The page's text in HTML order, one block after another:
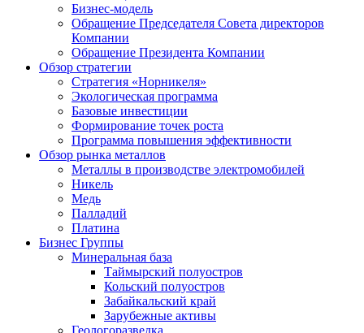
Бизнес-модель
Обращение Председателя Совета директоров
Компании
Обращение Президента Компании
Обзор стратегии
Стратегия «Норникеля»
Экологическая программа
Базовые инвестиции
Формирование точек роста
Программа повышения эффективности
Обзор рынка металлов
Металлы в производстве электромобилей
Никель
Медь
Палладий
Платина
Бизнес Группы
Минеральная база
Таймырский полуостров
Кольский полуостров
Забайкальский край
Зарубежные активы
Геологоразведка